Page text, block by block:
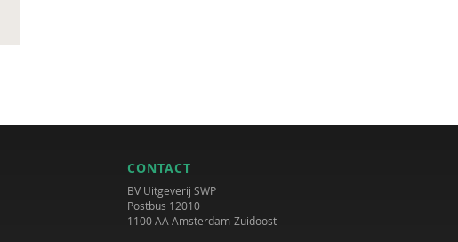
CONTACT
BV Uitgeverij SWP
Postbus 12010
1100 AA Amsterdam-Zuidoost